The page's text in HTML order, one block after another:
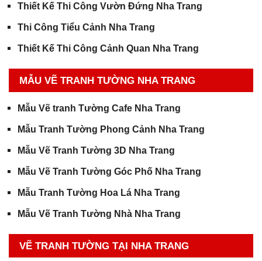
Thiết Kế Thi Công Vườn Đứng Nha Trang
Thi Công Tiểu Cảnh Nha Trang
Thiết Kế Thi Công Cảnh Quan Nha Trang
MẪU VẼ TRANH TƯỜNG NHA TRANG
Mẫu Vẽ tranh Tường Cafe Nha Trang
Mẫu Tranh Tường Phong Cảnh Nha Trang
Mẫu Vẽ Tranh Tường 3D Nha Trang
Mẫu Vẽ Tranh Tường Góc Phố Nha Trang
Mẫu Tranh Tường Hoa Lá Nha Trang
Mẫu Vẽ Tranh Tường Nhà Nha Trang
VẼ TRANH TƯỜNG TẠI NHA TRANG